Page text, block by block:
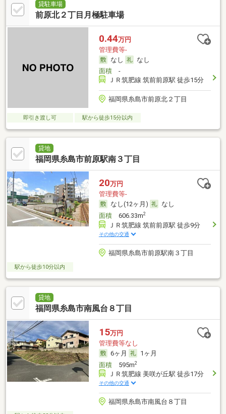
貸駐車場
前原北２丁目月極駐車場
0.44万円
管理費等-
なし
なし
面積-
ＪＲ筑肥線 筑前前原駅 徒歩15分
福岡県糸島市前原北２丁目
即引き渡し可 駅から徒歩15分以内
貸地
福岡県糸島市前原駅南３丁目
20万円
管理費等-
なし(12ヶ月)
なし
面積606.33m2
ＪＲ筑肥線 筑前前原駅 徒歩9分
その他の交通
福岡県糸島市前原駅南３丁目
駅から徒歩10分以内
貸地
福岡県糸島市南風台８丁目
15万円
管理費等なし
6ヶ月
1ヶ月
面積595m2
ＪＲ筑肥線 美咲が丘駅 徒歩17分
その他の交通
福岡県糸島市南風台８丁目